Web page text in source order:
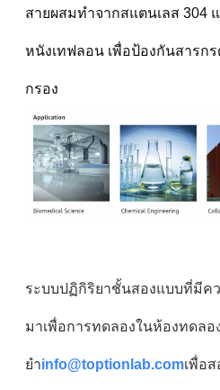
สายผสมทําจากสแตนเลส 304
หนังเทฟลอน เพื่อป้องกันสารก
กรอง
ระบบปฏิกิริยาชั้นสองแบบที่มี
มาเพื่อการทดลองในห้องทดล
ยําinfo@toptionlab.comเพื่อ